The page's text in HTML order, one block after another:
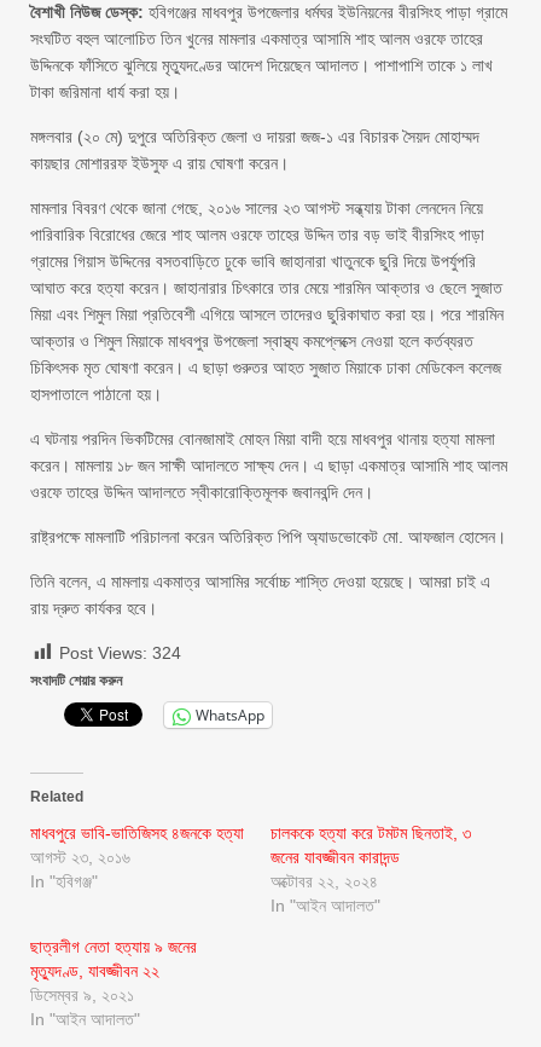
বৈশাখী নিউজ ডেস্ক: হবিগঞ্জের মাধবপুর উপজেলার ধর্মঘর ইউনিয়নের বীরসিংহ পাড়া গ্রামে
সংঘটিত বহুল আলোচিত তিন খুনের মামলার একমাত্র আসামি শাহ আলম ওরফে তাহের
উদ্দিনকে ফাঁসিতে ঝুলিয়ে মৃত্যুদণ্ডের আদেশ দিয়েছেন আদালত। পাশাপাশি তাকে ১ লাখ
টাকা জরিমানা ধার্য করা হয়।
মঙ্গলবার (২০ মে) দুপুরে অতিরিক্ত জেলা ও দায়রা জজ-১ এর বিচারক সৈয়দ মোহাম্মদ
কায়ছার মোশাররফ ইউসুফ এ রায় ঘোষণা করেন।
মামলার বিবরণ থেকে জানা গেছে, ২০১৬ সালের ২৩ আগস্ট সন্ধ্যায় টাকা লেনদেন নিয়ে
পারিবারিক বিরোধের জেরে শাহ আলম ওরফে তাহের উদ্দিন তার বড় ভাই বীরসিংহ পাড়া
গ্রামের গিয়াস উদ্দিনের বসতবাড়িতে ঢুকে ভাবি জাহানারা খাতুনকে ছুরি দিয়ে উপর্যুপরি
আঘাত করে হত্যা করেন। জাহানারার চিৎকারে তার মেয়ে শারমিন আক্তার ও ছেলে সুজাত
মিয়া এবং শিমুল মিয়া প্রতিবেশী এগিয়ে আসলে তাদেরও ছুরিকাঘাত করা হয়। পরে শারমিন
আক্তার ও শিমুল মিয়াকে মাধবপুর উপজেলা স্বাস্থ্য কমপ্লেক্সে নেওয়া হলে কর্তব্যরত
চিকিৎসক মৃত ঘোষণা করেন। এ ছাড়া গুরুতর আহত সুজাত মিয়াকে ঢাকা মেডিকেল কলেজ
হাসপাতালে পাঠানো হয়।
এ ঘটনায় পরদিন ভিকটিমের বোনজামাই মোহন মিয়া বাদী হয়ে মাধবপুর থানায় হত্যা মামলা
করেন। মামলায় ১৮ জন সাক্ষী আদালতে সাক্ষ্য দেন। এ ছাড়া একমাত্র আসামি শাহ আলম
ওরফে তাহের উদ্দিন আদালতে স্বীকারোক্তিমূলক জবানবন্দি দেন।
রাষ্ট্রপক্ষে মামলাটি পরিচালনা করেন অতিরিক্ত পিপি অ্যাডভোকেট মো. আফজাল হোসেন।
তিনি বলেন, এ মামলায় একমাত্র আসামির সর্বোচ্চ শাস্তি দেওয়া হয়েছে। আমরা চাই এ
রায় দ্রুত কার্যকর হবে।
Post Views: 324
সংবাদটি শেয়ার করুন
WhatsApp
Related
মাধবপুরে ভাবি-ভাতিজিসহ ৪জনকে হত্যা
আগস্ট ২৩, ২০১৬
In "হবিগঞ্জ"
চালককে হত্যা করে টমটম ছিনতাই, ৩
জনের যাবজ্জীবন কারাদন্ড
অক্টোবর ২২, ২০২৪
In "আইন আদালত"
ছাত্রলীগ নেতা হত্যায় ৯ জনের
মৃত্যুদণ্ড, যাবজ্জীবন ২২
ডিসেম্বর ৯, ২০২১
In "আইন আদালত"